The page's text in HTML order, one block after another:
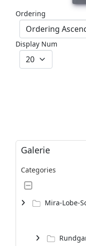
Ordering
Display Num
Galerie
Categories
Mira-Lobe-